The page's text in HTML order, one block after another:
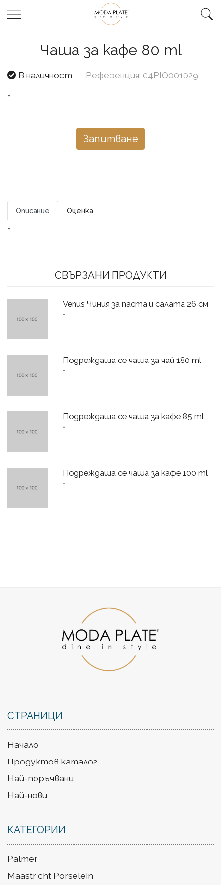
Чаша за кафе 80 ml
В наличност Референция: 04PIO001029
*
Запитване
Описание Оценка
*
СВЪРЗАНИ ПРОДУКТИ
Venus Чиния за паста и салата 26 см
*
Подреждаща се чаша за чай 180 ml
*
Подреждаща се чаша за кафе 85 ml
*
Подреждаща се чаша за кафе 100 ml
*
СТРАНИЦИ
Начало
Продуктов каталог
Най-поръчвани
Най-нови
КАТЕГОРИИ
Palmer
Maastricht Porselein